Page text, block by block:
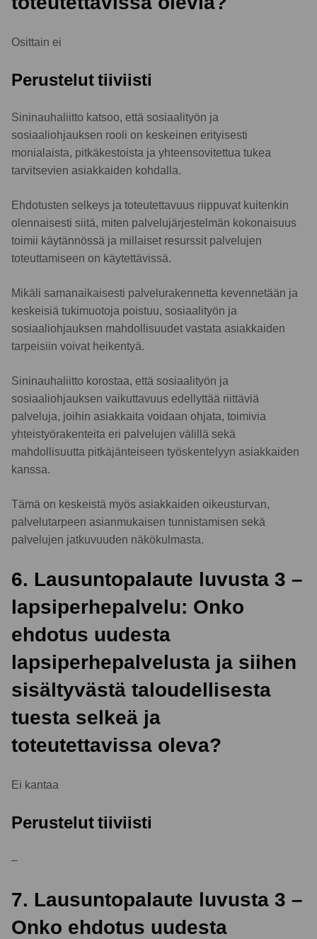
Osittain ei
Perustelut tiiviisti
Sininauhaliitto katsoo, että sosiaalityön ja
sosiaaliohjauksen rooli on keskeinen erityisesti
monialaista, pitkäkestoista ja yhteensovitettua tukea
tarvitsevien asiakkaiden kohdalla.
Ehdotusten selkeys ja toteutettavuus riippuvat kuitenkin
olennaisesti siitä, miten palvelujärjestelmän kokonaisuus
toimii käytännössä ja millaiset resurssit palvelujen
toteuttamiseen on käytettävissä.
Mikäli samanaikaisesti palvelurakennetta kevennetään ja
keskeisiä tukimuotoja poistuu, sosiaalityön ja
sosiaaliohjauksen mahdollisuudet vastata asiakkaiden
tarpeisiin voivat heikentyä.
Sininauhaliitto korostaa, että sosiaalityön ja
sosiaaliohjauksen vaikuttavuus edellyttää riittäviä
palveluja, joihin asiakkaita voidaan ohjata, toimivia
yhteistyörakenteita eri palvelujen välillä sekä
mahdollisuutta pitkäjänteiseen työskentelyyn asiakkaiden
kanssa.
Tämä on keskeistä myös asiakkaiden oikeusturvan,
palvelutarpeen asianmukaisen tunnistamisen sekä
palvelujen jatkuvuuden näkökulmasta.
6. Lausuntopalaute luvusta 3 –
lapsiperhepalvelu: Onko
ehdotus uudesta
lapsiperhepalvelusta ja siihen
sisältyvästä taloudellisesta
tuesta selkeä ja
toteutettavissa oleva?
Ei kantaa
Perustelut tiiviisti
–
7. Lausuntopalaute luvusta 3 –
Onko ehdotus uudesta